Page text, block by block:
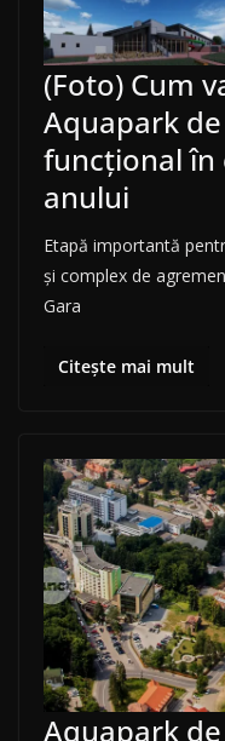
(Foto) Cum
Aquapark
funcțional în
anului
Etapă importantă
și complex de
Gara
Citește mai mult
Aquapark